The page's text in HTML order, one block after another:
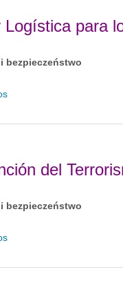
para
bezpieczeństwo
del
bezpieczeństwo